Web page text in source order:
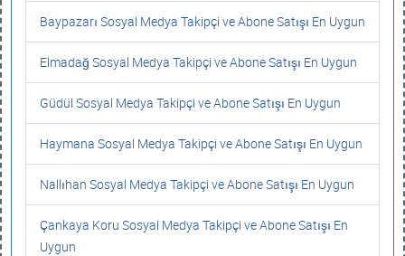
Baypazarı Sosyal Medya Takipçi ve Abone Satışı En Uygun
Elmadağ Sosyal Medya Takipçi ve Abone Satışı En Uygun
Güdül Sosyal Medya Takipçi ve Abone Satışı En Uygun
Haymana Sosyal Medya Takipçi ve Abone Satışı En Uygun
Nallıhan Sosyal Medya Takipçi ve Abone Satışı En Uygun
Çankaya Koru Sosyal Medya Takipçi ve Abone Satışı En
Uygun